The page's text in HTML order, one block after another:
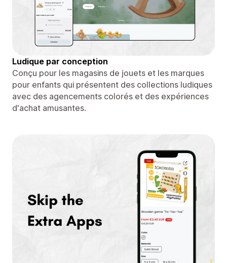
Ludique par conception
Conçu pour les magasins de jouets et les marques
pour enfants qui présentent des collections ludiques
avec des agencements colorés et des expériences
d'achat amusantes.